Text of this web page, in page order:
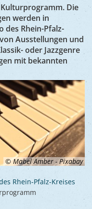
Friedhöfe
Ukraine
Wahlen
Wir als
Schulen
Ernst-
Bauen,
Die
werden in
Rhein-Pfalz-
Ausstellungen und
oder Jazzgenre
mit bekannten
© Mabel Amber - Pixabay
Rhein-Pfalz-Kreises